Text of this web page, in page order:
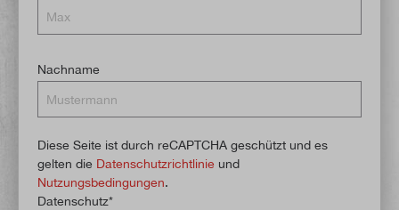
Nachname
Diese Seite ist durch reCAPTCHA geschützt und es
gelten die Datenschutzrichtlinie und
Nutzungsbedingungen.
Datenschutz*